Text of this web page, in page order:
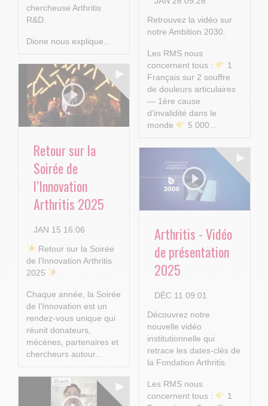
chercheuse Arthritis
R&D.
Dione nous explique...
Retrouvez la vidéo sur
notre Ambition 2030.
Les RMS nous
concernent tous :
1
Français sur 2 souffre
de douleurs articulaires
— 1ère cause
d’invalidité dans le
monde
5 000...
Retour sur la
Soirée de
l’Innovation
Arthritis 2025
JAN 15 16:06
​ Retour sur la Soirée
de l’Innovation Arthritis
2025
Chaque année, la Soirée
de l’Innovation est un
rendez-vous unique qui
réunit donateurs,
mécènes, partenaires et
chercheurs autour...
Arthritis - Vidéo
de présentation
2025
DÉC 11 09:01
Découvrez notre
nouvelle vidéo
institutionnelle qui
retrace les dates-clés de
la Fondation Arthritis.
Les RMS nous
concernent tous :
1